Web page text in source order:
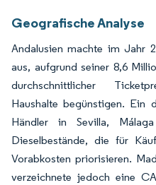
Geografische Analyse
Andalusien machte im Jahr
aus, aufgrund seiner 8,6
durchschnittlicher
Haushalte begünstigen. Ein
Händler in Sevilla,
Dieselbestände, die für
Vorabkosten priorisieren.
verzeichnete jedoch eine